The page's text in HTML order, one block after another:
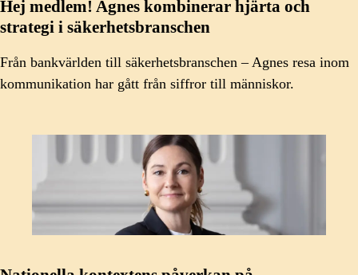
Hej medlem! Agnes kombinerar hjärta och
strategi i säkerhetsbranschen
Från bankvärlden till säkerhetsbranschen – Agnes resa inom
kommunikation har gått från siffror till människor.